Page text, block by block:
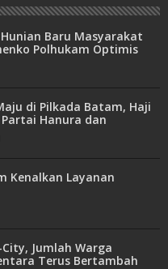
Baru Masyarakat
Polhukam Optimis
Target
di Pilkada Batam, Haji
Hanura dan
Kenalkan Layanan
Jumlah Warga
Terus Bertambah